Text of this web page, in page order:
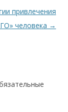
привлечения
человека →